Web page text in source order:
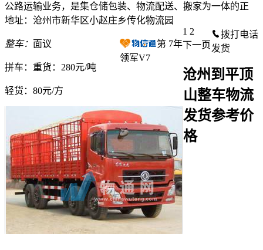
公路运输业务，是集仓储包装、物流配送、搬家为一体的正
地址：沧州市新华区小赵庄乡传化物流园
整车： 面议
拼车： 重货：280元/吨
轻货： 80元/方
第 7年
领军V7
拨打电话
发货
1 2
下一页
沧州到平顶
山整车物流
发货参考价
格